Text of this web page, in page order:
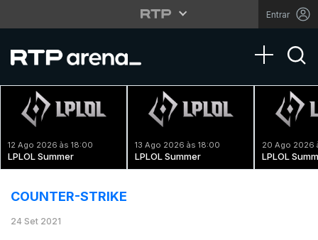
Entrar
Toggle
12 Ago 2026 às 18:00
LPLOL Summer
13 Ago 2026 às 18:00
LPLOL Summer
20 Ago 2026
LPLOL
COUNTER-STRIKE
24 Set 2021